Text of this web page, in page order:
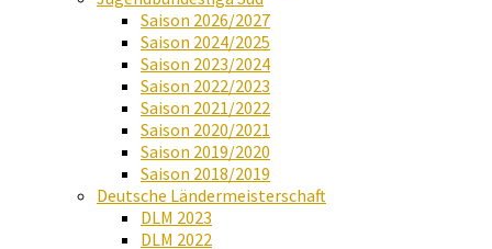
Saison 2026/2027
Saison 2024/2025
Saison 2023/2024
Saison 2022/2023
Saison 2021/2022
Saison 2020/2021
Saison 2019/2020
Saison 2018/2019
Deutsche Ländermeisterschaft
DLM 2023
DLM 2022